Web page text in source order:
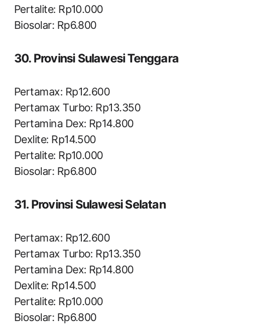
Pertalite: Rp10.000
Biosolar: Rp6.800
30. Provinsi Sulawesi Tenggara
Pertamax: Rp12.600
Pertamax Turbo: Rp13.350
Pertamina Dex: Rp14.800
Dexlite: Rp14.500
Pertalite: Rp10.000
Biosolar: Rp6.800
31. Provinsi Sulawesi Selatan
Pertamax: Rp12.600
Pertamax Turbo: Rp13.350
Pertamina Dex: Rp14.800
Dexlite: Rp14.500
Pertalite: Rp10.000
Biosolar: Rp6.800